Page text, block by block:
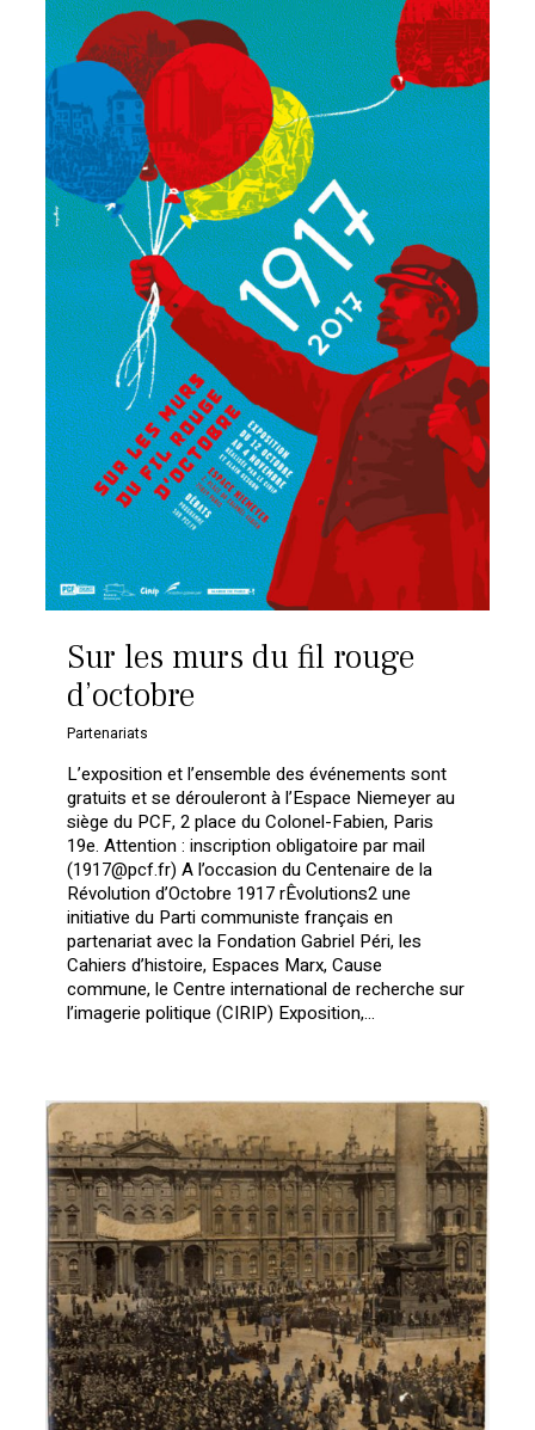
Votre panier est vide.
Retourner à la
librairie
Sur les murs du fil rouge
d’octobre
Partenariats
L’exposition et l’ensemble des événements sont
gratuits et se dérouleront à l’Espace Niemeyer au
siège du PCF, 2 place du Colonel-Fabien, Paris
19e. Attention : inscription obligatoire par mail
(1917@pcf.fr) A l’occasion du Centenaire de la
Révolution d’Octobre 1917 rÊvolutions2 une
initiative du Parti communiste français en
partenariat avec la Fondation Gabriel Péri, les
Cahiers d’histoire, Espaces Marx, Cause
commune, le Centre international de recherche sur
l’imagerie politique (CIRIP) Exposition,…